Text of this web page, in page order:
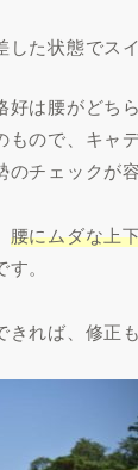
た状態でス
好は腰がどち
もので、キャ
チェックが
腰にムダな上
。
れば、修正